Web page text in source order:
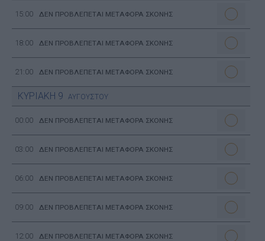
15:00 ΔΕΝ ΠΡΟΒΛΕΠΕΤΑΙ ΜΕΤΑΦΟΡΑ ΣΚΟΝΗΣ
18:00 ΔΕΝ ΠΡΟΒΛΕΠΕΤΑΙ ΜΕΤΑΦΟΡΑ ΣΚΟΝΗΣ
21:00 ΔΕΝ ΠΡΟΒΛΕΠΕΤΑΙ ΜΕΤΑΦΟΡΑ ΣΚΟΝΗΣ
ΚΥΡΙΑΚΗ 9 ΑΥΓΟΥΣΤΟΥ
00:00 ΔΕΝ ΠΡΟΒΛΕΠΕΤΑΙ ΜΕΤΑΦΟΡΑ ΣΚΟΝΗΣ
03:00 ΔΕΝ ΠΡΟΒΛΕΠΕΤΑΙ ΜΕΤΑΦΟΡΑ ΣΚΟΝΗΣ
06:00 ΔΕΝ ΠΡΟΒΛΕΠΕΤΑΙ ΜΕΤΑΦΟΡΑ ΣΚΟΝΗΣ
09:00 ΔΕΝ ΠΡΟΒΛΕΠΕΤΑΙ ΜΕΤΑΦΟΡΑ ΣΚΟΝΗΣ
12:00 ΔΕΝ ΠΡΟΒΛΕΠΕΤΑΙ ΜΕΤΑΦΟΡΑ ΣΚΟΝΗΣ